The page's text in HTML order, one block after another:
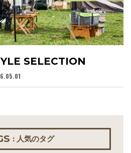
SELECTION
: 人気のタグ